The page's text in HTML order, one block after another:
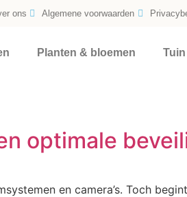
ons Algemene voorwaarden
Planten & bloemen
optimale
en camera’s. Toch